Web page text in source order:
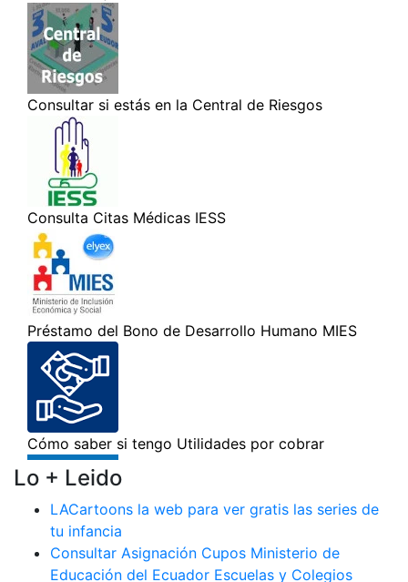
Lo + Leido
LACartoons la web para ver gratis las series de
tu infancia
Consultar Asignación Cupos Ministerio de
Educación del Ecuador Escuelas y Colegios